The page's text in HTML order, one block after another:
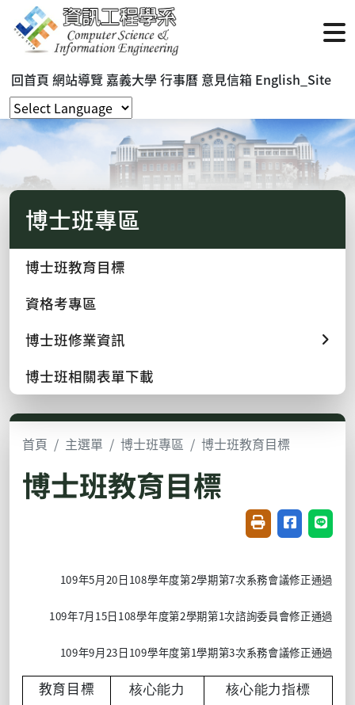
回首頁 網站導覽 嘉義大學行事曆 意見信箱 English_Site
博士班專區
博士班教育目標
資格考專區
博士班修業資訊
博士班相關表單下載
首頁 主選單 博士班專區 博士班教育目標
博士班教育目標
友善列印(開新視
分享至臉書
分享
109年5 月 20 日 108學年度第2學期第7次系務會議修正通過
109年7月 15 日 108學年度第2學期第1次諮詢委員會修正通過
109年9 月 23 日 109學年度第1學期第3次系務會議修正通過
教育目標 核心能力 核心能力指標